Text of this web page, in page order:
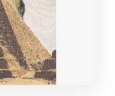
مرجع و علمی